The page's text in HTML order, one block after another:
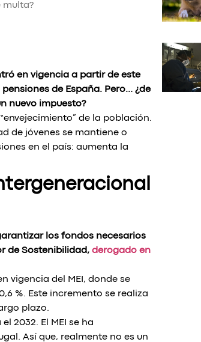
multa?
en vigencia a partir de este
de España. Pero… ¿de
nuevo impuesto?
de la población.
de jóvenes se mantiene o
en el país: aumenta la
los fondos necesarios
de Sostenibilidad, derogado en
vigencia del MEI, donde se
%. Este incremento se realiza
plazo.
2032. El MEI se ha
Así que, realmente no es un